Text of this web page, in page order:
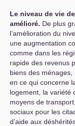
Le niveau de vie
amélioré. De plus
l’amélioration du
une augmentation
comme dans les
rapide des revenus
biens des
en ce qui concerne
logement, la variété
moyens de
sociaux pour les
d’aide aux